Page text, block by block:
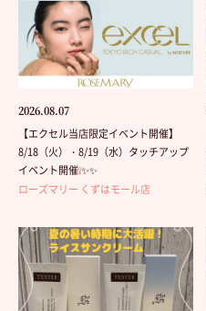
2026.08.07
【エクセル当店限定イベント開催】
8/18（火）・8/19（水）タッチアップ
イベント開催❕✨✨
ローズマリー くずはモール店